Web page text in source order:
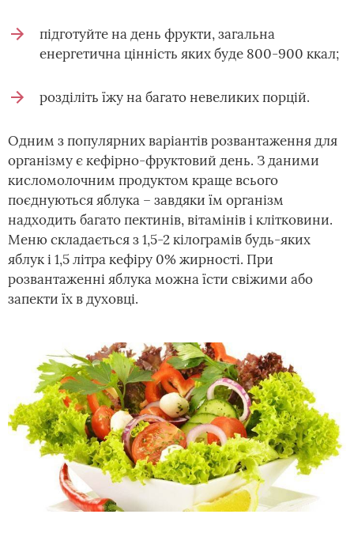
підготуйте на день фрукти, загальна
енергетична цінність яких буде 800-900 ккал;
розділіть їжу на багато невеликих порцій.
Одним з популярних варіантів розвантаження для
організму є кефірно-фруктовий день. З даними
кисломолочним продуктом краще всього
поєднуються яблука – завдяки їм організм
надходить багато пектинів, вітамінів і клітковини.
Меню складається з 1,5-2 кілограмів будь-яких
яблук і 1,5 літра кефіру 0% жирності. При
розвантаженні яблука можна їсти свіжими або
запекти їх в духовці.